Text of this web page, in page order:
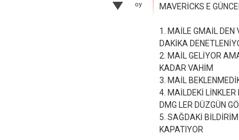
oy MAVERİCKS E
1. MAİLE GMAİL DEN
DAKİKA
2. MAİL GELİYOR
KADAR VAHİM
3. MAİL
4. MAİLDEKİ LİNKLER
DMG LER DÜZGÜN
5. SAĞDAKİ
KAPATIYOR